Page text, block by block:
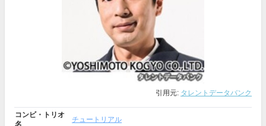
引用元: タレントデータバンク
コンビ・トリオ
名
チュートリアル